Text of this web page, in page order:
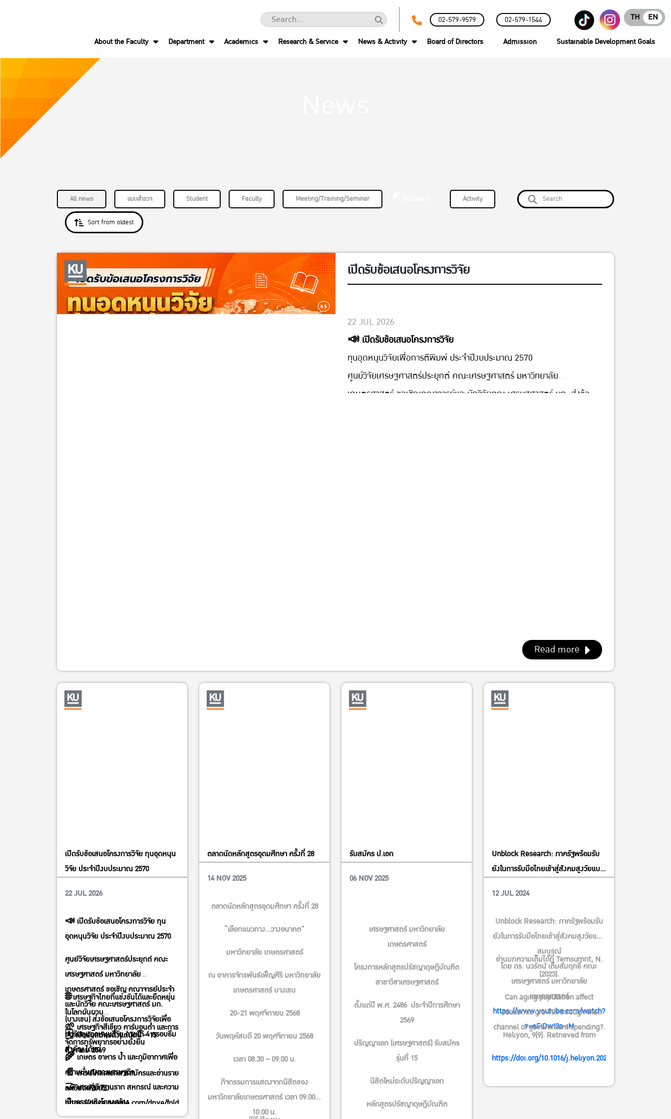
02-579-9579 02-579-1544 EN
TH
About the Faculty Department Academics Research & Service News & Activity Board of Directors Admission Sustainable Development Goals
All news แบบสำรวจ Student Faculty Meeting/Training/Seminar Activity
Sort from oldest
เปิดรับข้อเสนอโครงการวิจัย
22 JUL 2026
📣 เปิดรับข้อเสนอโครงการวิจัย
ทุนอุดหนุนวิจัยเพื่อการตีพิมพ์ ประจำปีงบประมาณ 2570
ศูนย์วิจัยเศรษฐศาสตร์ประยุกต์ คณะเศรษฐศาสตร์ มหาวิทยาลัย
เกษตรศาสตร์ ขอเชิญคณาจารย์และนักวิจัยคณะเศรษฐศาสตร์ มก. ส่งข้อ
โทร. 0-2561-5037
📧 caer.eco@ku.th
Read more
เปิดรับข้อเสนอโครงการวิจัย ทุนอุดหนุน
วิจัย ประจำปีงบประมาณ 2570
22 JUL 2026
📣 เปิดรับข้อเสนอโครงการวิจัย ทุน
อุดหนุนวิจัย ประจำปีงบประมาณ 2570
ศูนย์วิจัยเศรษฐศาสตร์ประยุกต์ คณะ
เศรษฐศาสตร์ มหาวิทยาลัย
เกษตรศาสตร์ ขอเชิญ คณาจารย์ประจำ
และนักวิจัย คณะเศรษฐศาสตร์ มก.
(บางเขน) ส่งข้อเสนอโครงการวิจัยเพื่อ
ขอรับทุนอุดหนุนวิจัย ภายใต้ 4 กรอบธีม
สำคัญ ได้แก่
🌐 เศรษฐกิจไทยที่แข่งขันได้และยืดหยุ่น
ในโลกผันผวน
🌱 เศรษฐกิจสีเขียว คาร์บอนต่ำ และการ
จัดการทรัพยากรอย่างยั่งยืน
🌾 เกษตร อาหาร น้ำ และภูมิอากาศเพื่อ
ความมั่นคงทางเศรษฐกิจ
🤝 เศรษฐกิจฐานราก สหกรณ์ และความ
เป็นธรรมเชิงโครงสร้าง
🗓️ เปิดรับสมัครตั้งแต่บัดนี้ – 15
สิงหาคม 2569
📄 ดาวน์โหลดเอกสารสมัครและอ่านราย
ละเอียดเพิ่มเติม
https://drive.google.com/drive/folders/1sXlyoq2B0ULvZt39cjtVwHmvb-
ตลาดนัดหลักสูตรอุดมศึกษา ครั้งที่ 28
14 NOV 2025
ตลาดนัดหลักสูตรอุดมศึกษา ครั้งที่ 28
“เลือกแนวทาง…วางอนาคต”
มหาวิทยาลัย เกษตรศาสตร์
ณ อาคารจักรพันธ์เพ็ญศิริ มหาวิทยาลัย
เกษตรศาสตร์ บางเขน
20-21 พฤศจิกายน 2568
วันพฤหัสบดี 20 พฤศจิกายน 2568
เวลา 08.30 – 09.00 น.
กิจกรรมการแสดงจากนิสิตของ
มหาวิทยาลัยเกษตรศาสตร์ เวลา 09.00 –
10.00 น.
รับสมัคร ป.เอก
06 NOV 2025
เศรษฐศาสตร์ มหาวิทยาลัย
เกษตรศาสตร์
โครงการหลักสูตรปรัชญาดุษฎีบัณฑิต
สาขาวิชาเศรษฐศาสตร์
ตั้งแต่ปี พ.ศ. 2486 ประจําปีการศึกษา
2569
ปริญญาเอก (เศรษฐศาสตร์) รับสมัคร
รุ่นที่ 15
นิสิตใหม่ระดับปริญญาเอก
หลักสูตรปรัชญาดุษฎีบัณฑิต
Unblock Research: ภาครัฐพร้อมรับ
ยังในการรับมือไทยเข้าสู่สังคมสูงวัยแบบ
12 JUL 2024
Unblock Research: ภาครัฐพร้อมรับ
ยังในการรับมือไทยเข้าสู่สังคมสูงวัยแบบ
สมบูรณ์
โดย ดร. นวรัตน์ เต็มสัมฤทธิ์ คณะ
เศรษฐศาสตร์ มหาวิทยาลัย
เกษตรศาสตร์
https://www.youtube.com/watch?
v=eFiDwI2o-iM
อ่านบทความเต็มได้ที่ Temsumrit, N.
(2023).
Can aging population affect
economic growth through the
channel of government spending?.
Heliyon, 9(9). Retrieved from
https://doi.org/10.1016/j.heliyon.2023.e19521